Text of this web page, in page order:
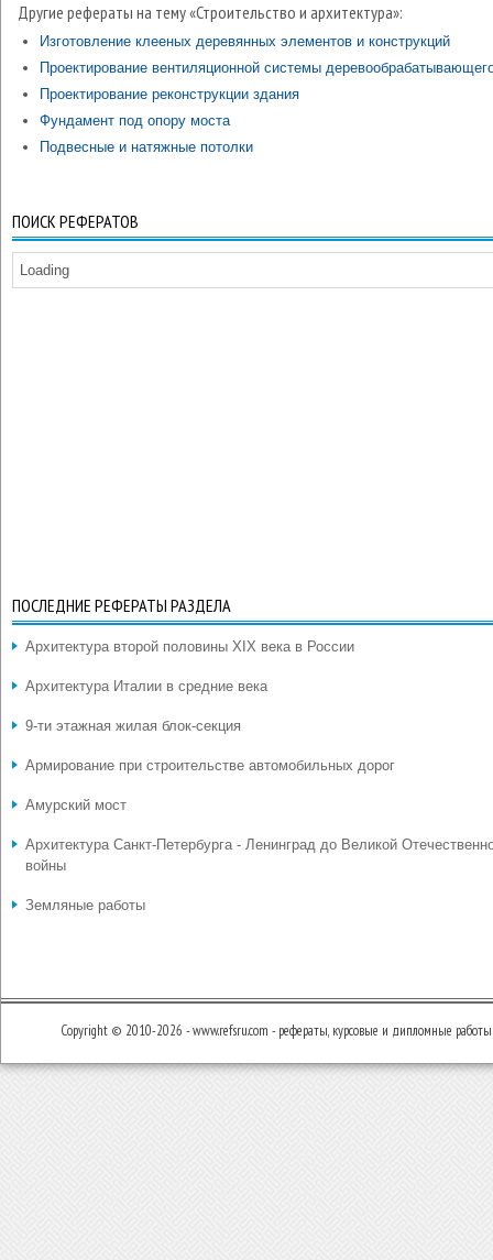
Другие рефераты на тему «Строительство и архитектура»:
Изготовление клееных деревянных элементов и конструкций
Проектирование вентиляционной системы
Проектирование реконструкции здания
Фундамент под опору моста
Подвесные и натяжные потолки
ПОИСК РЕФЕРАТОВ
Loading
ПОСЛЕДНИЕ РЕФЕРАТЫ РАЗДЕЛА
Архитектура второй половины XIX века в России
Архитектура Италии в средние века
9-ти этажная жилая блок-секция
Армирование при строительстве автомобильных дорог
Амурский мост
Архитектура Санкт-Петербурга - Ленинград до Великой
войны
Земляные работы
Copyright © 2010-2026 - www.refsru.com - рефераты, курсовые и дипломные работы